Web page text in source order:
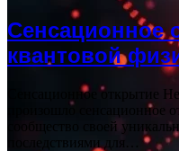
Сенсационное
квантовой
Сенсационное открытие
произошло сенсационное
сообщество своей
последствиями для…